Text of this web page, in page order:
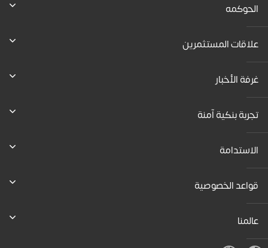
الحوكمه
علاقات المستثمرين
غرفة الأخبار
تجربة بنكية آمنة
الاستدامة
قواعد الخصوصية
عالمنا